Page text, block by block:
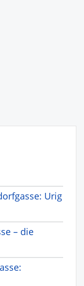
Urig
– die